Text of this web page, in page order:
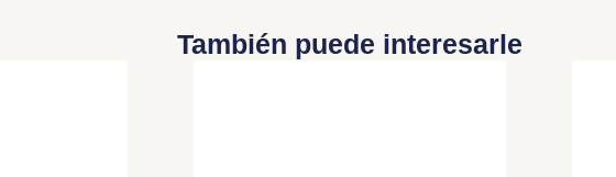
También puede interesarle